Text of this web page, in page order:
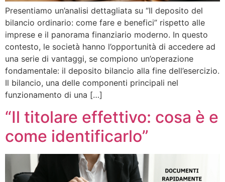
Presentiamo un’analisi dettagliata su “Il deposito del
bilancio ordinario: come fare e benefici” rispetto alle
imprese e il panorama finanziario moderno. In questo
contesto, le società hanno l’opportunità di accedere ad
una serie di vantaggi, se compiono un’operazione
fondamentale: il deposito bilancio alla fine dell’esercizio.
Il bilancio, una delle componenti principali nel
funzionamento di una […]
“Il titolare effettivo: cosa è e
come identificarlo”